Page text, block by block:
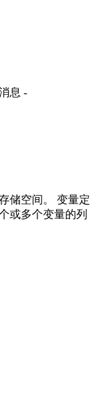
息 -
储空间。 变量定
或多个变量的列